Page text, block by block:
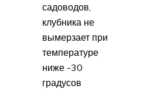
садоводов,
клубника не
вымерзает при
температуре
ниже -30
градусов